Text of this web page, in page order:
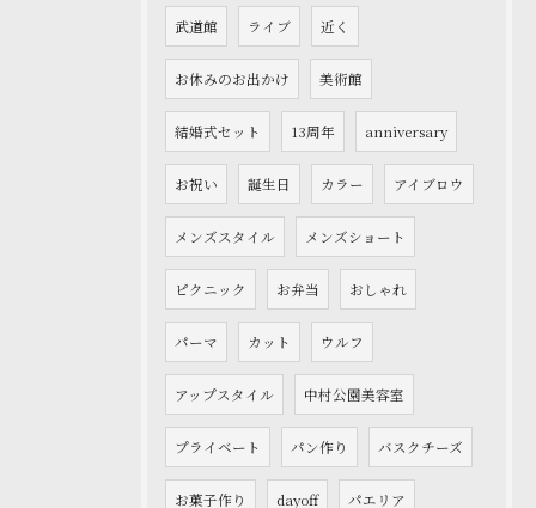
武道館 ライブ 近く
お休みのお出かけ 美術館
結婚式セット 13周年 anniversary
お祝い 誕生日 カラー アイブロウ
メンズスタイル メンズショート
ピクニック お弁当 おしゃれ
パーマ カット ウルフ
アップスタイル 中村公園美容室
プライベート パン作り バスクチーズ
お菓子作り dayoff パエリア